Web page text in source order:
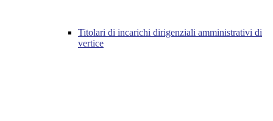
Titolari di incarichi dirigenziali amministrativi di
vertice